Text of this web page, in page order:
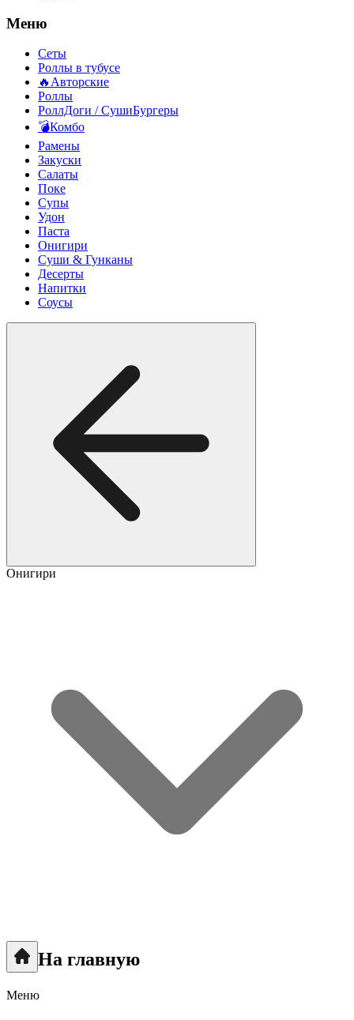
Меню
Сеты
Роллы в тубусе
🔥Авторские
Роллы
РоллДоги / СушиБургеры
💣Комбо
Рамены
Закуски
Салаты
Поке
Супы
Удон
Паста
Онигири
Суши & Гунканы
Десерты
Напитки
Соусы
Онигири
На главную
Меню